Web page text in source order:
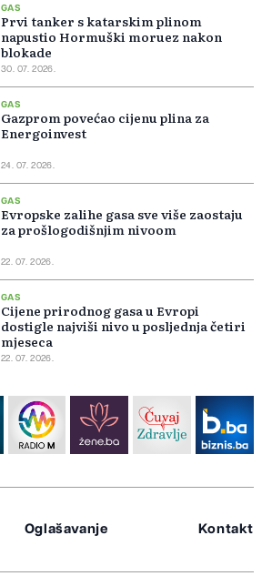
GAS
Prvi tanker s katarskim plinom
napustio Hormuški moruez nakon
blokade
30. 07. 2026.
GAS
Gazprom povećao cijenu plina za
Energoinvest
24. 07. 2026.
GAS
Evropske zalihe gasa sve više zaostaju
za prošlogodišnjim nivoom
22. 07. 2026.
GAS
Cijene prirodnog gasa u Evropi
dostigle najviši nivo u posljednja četiri
mjeseca
22. 07. 2026.
Oglašavanje Kontakt